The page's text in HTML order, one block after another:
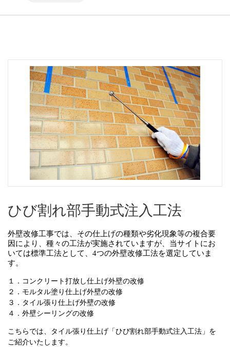
ひび割れ部手動式注入工法
外壁改修工事では、その仕上げの種類や劣化現象等の複合要
因により、種々の工法が実施されていますが、当サイトにお
いては標準工法として、4つの外壁改修工法を選定していま
す。
１．コンクリート打放し仕上げ外壁の改修
２．モルタル塗り仕上げ外壁の改修
３．タイル張り仕上げ外壁の改修
４．外壁シーリングの改修
こちらでは、タイル張り仕上げ「ひび割れ部手動式注入工法」を
ご紹介いたします。